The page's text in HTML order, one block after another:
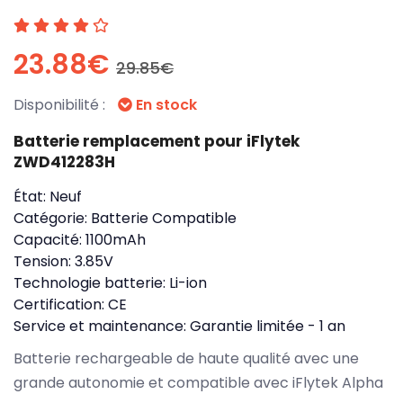
23.88€ 29.85€
Disponibilité : En stock
Batterie remplacement pour iFlytek
ZWD412283H
État: Neuf
Catégorie: Batterie Compatible
Capacité: 1100mAh
Tension: 3.85V
Technologie batterie: Li-ion
Certification: CE
Service et maintenance: Garantie limitée - 1 an
Batterie rechargeable de haute qualité avec une
grande autonomie et compatible avec iFlytek Alpha